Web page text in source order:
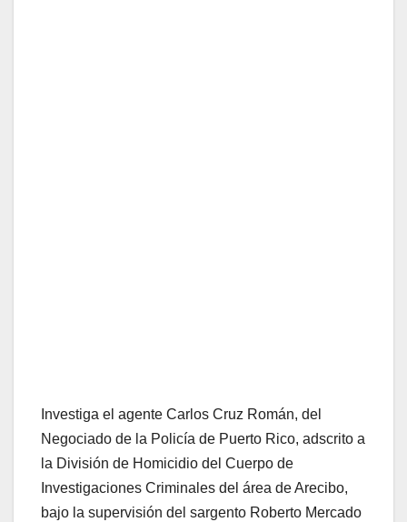
Investiga el agente Carlos Cruz Román, del
Negociado de la Policía de Puerto Rico, adscrito a
la División de Homicidio del Cuerpo de
Investigaciones Criminales del área de Arecibo,
bajo la supervisión del sargento Roberto Mercado